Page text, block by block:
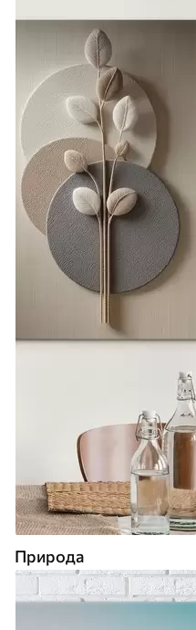
Природа